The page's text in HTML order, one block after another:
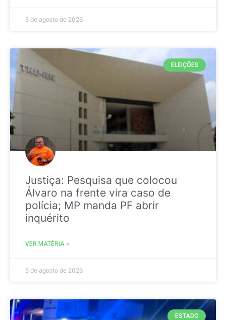
5 de agosto de 2026
ELEIÇÕES
Justiça: Pesquisa que colocou
Álvaro na frente vira caso de
polícia; MP manda PF abrir
inquérito
VER MATÉRIA »
5 de agosto de 2026
ESTADO